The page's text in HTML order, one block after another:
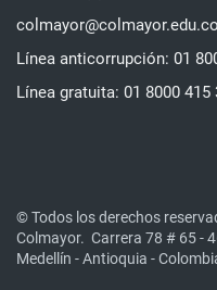
colmayor@colmayor.edu.co
Línea anticorrupción: 01
Línea gratuita: 01 8000 415
© Todos los derechos
Colmayor. Carrera 78 # 65 -
Medellín - Antioquia -